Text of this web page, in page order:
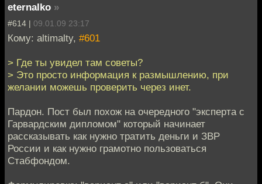
eternalko »
#614 | 09.01.09 23:17
Кому: altimalty, #601
> Где ты увидел там советы?
> Это просто информация к размышлению, при
желании можешь проверить через инет.
Пардон. Пост был похож на очередного "эксперта с
Гарвардским дипломом" который начинает
рассказывать как нужно тратить деньги и ЗВР
России и как нужно грамотно пользоваться
Стабфондом.